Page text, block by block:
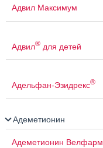
Адвил Максимум
Адвил® для детей
Адельфан-Эзидрекс®
Адеметионин
Адеметионин Велфарм